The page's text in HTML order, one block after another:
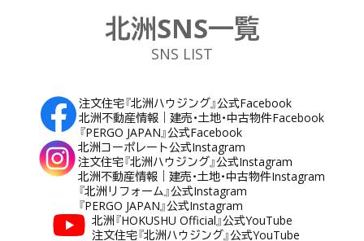
北洲SNS一覧
SNS LIST
注文住宅『北洲ハウジング』公式Facebook
北洲不動産情報｜建売・土地・中古物件Facebook
『PERGO JAPAN』公式Facebook
北洲コーポレート公式Instagram
注文住宅『北洲ハウジング』公式Instagram
北洲不動産情報｜建売・土地・中古物件Instagram
『北洲リフォーム』公式Instagram
『PERGO JAPAN』公式Instagram
北洲『HOKUSHU Official』公式YouTube
注文住宅『北洲ハウジング』公式YouTube